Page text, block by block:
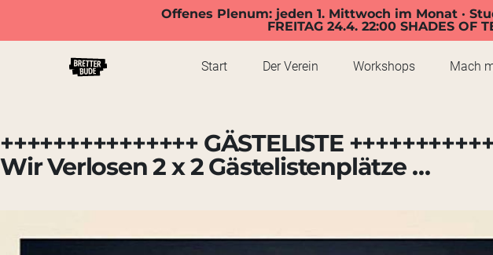
Offenes Plenum: jeden 1. Mittwoch im Monat ·
FREITAG 24.4. 22:00 SHADES OF
Start Der Verein Workshops Mach
+++++++++++++++ GÄSTELISTE
Wir Verlosen 2 x 2 Gästelistenplätze …